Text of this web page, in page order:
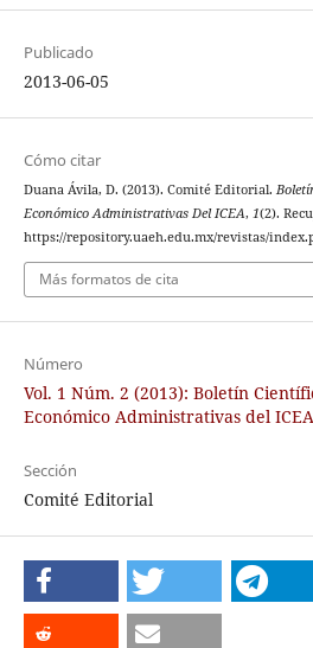
Publicado
2013-06-05
Cómo citar
Duana Ávila, D. (2013). Comité Editorial.
Económico Administrativas Del ICEA, 1(2).
https://repository.uaeh.edu.mx/revistas/
Más formatos de cita
Número
Vol. 1 Núm. 2 (2013): Boletín
Económico Administrativas del ICEA
Sección
Comité Editorial